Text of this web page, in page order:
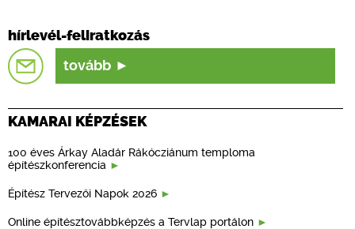
hírlevél-feliratkozás
tovább
KAMARAI KÉPZÉSEK
100 éves Árkay Aladár Rákócziánum temploma
építészkonferencia
Építész Tervezői Napok 2026
Online építésztovábbképzés a Tervlap portálon